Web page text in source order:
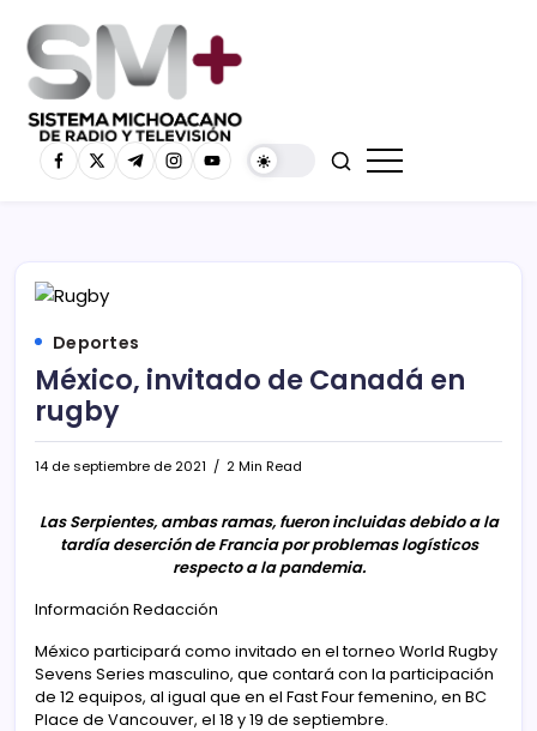
Deportes
México, invitado de Canadá en
rugby
14 de septiembre de 2021 2 Min Read
Las Serpientes, ambas ramas, fueron incluidas debido a la
tardía deserción de Francia por problemas logísticos
respecto a la pandemia.
Información Redacción
México participará como invitado en el torneo World Rugby
Sevens Series masculino, que contará con la participación
de 12 equipos, al igual que en el Fast Four femenino, en BC
Place de Vancouver, el 18 y 19 de septiembre.